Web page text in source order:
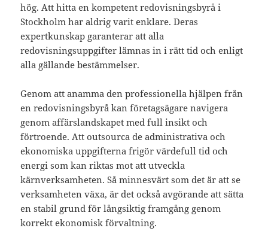
hög. Att hitta en kompetent redovisningsbyrå i
Stockholm har aldrig varit enklare. Deras
expertkunskap garanterar att alla
redovisningsuppgifter lämnas in i rätt tid och enligt
alla gällande bestämmelser.
Genom att anamma den professionella hjälpen från
en redovisningsbyrå kan företagsägare navigera
genom affärslandskapet med full insikt och
förtroende. Att outsourca de administrativa och
ekonomiska uppgifterna frigör värdefull tid och
energi som kan riktas mot att utveckla
kärnverksamheten. Så minnesvärt som det är att se
verksamheten växa, är det också avgörande att sätta
en stabil grund för långsiktig framgång genom
korrekt ekonomisk förvaltning.